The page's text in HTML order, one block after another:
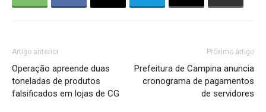
Artigo anterior
Operação apreende duas
toneladas de produtos
falsificados em lojas de CG
Próximo artigo
Prefeitura de Campina anuncia
cronograma de pagamentos
de servidores